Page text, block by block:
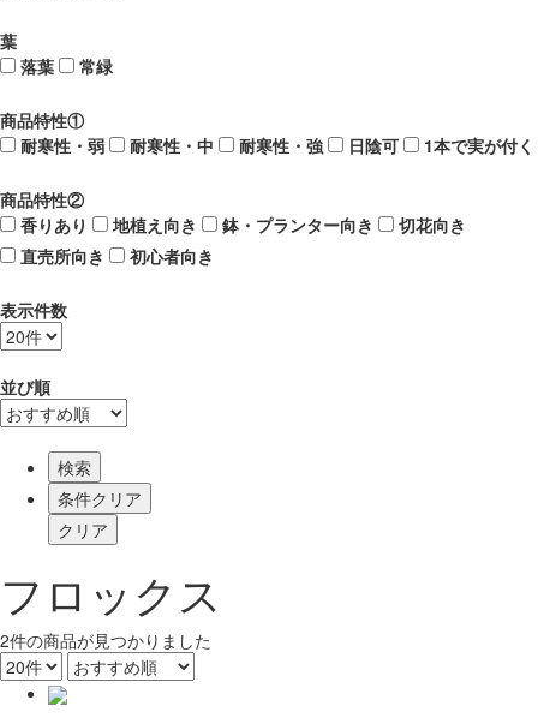
葉
落葉
常緑
商品特性①
耐寒性・弱
耐寒性・中 耐寒性・強 日陰可 1本で実が付く
商品特性②
香りあり
地植え向き 鉢・プランター向き
切花向き
直売所向き
初心者向き
表示件数
並び順
検索
フロックス
2件の商品が見つかりました